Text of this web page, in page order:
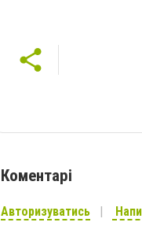
Коментарі
Авторизуватись